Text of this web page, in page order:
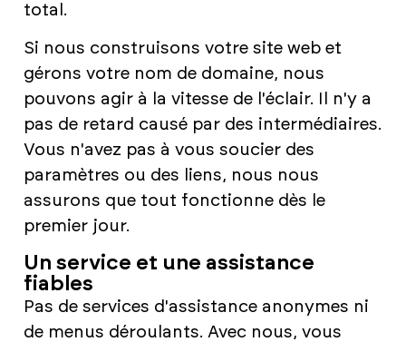
total.
Si nous construisons votre site web et
gérons votre nom de domaine, nous
pouvons agir à la vitesse de l'éclair. Il n'y a
pas de retard causé par des intermédiaires.
Vous n'avez pas à vous soucier des
paramètres ou des liens, nous nous
assurons que tout fonctionne dès le
premier jour.
Un service et une assistance
fiables
Pas de services d'assistance anonymes ni
de menus déroulants. Avec nous, vous